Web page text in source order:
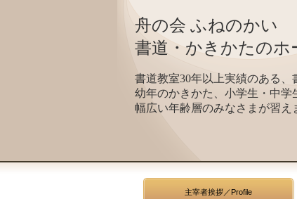
舟の会 ふねのかい
書道・かきかたのホ
書道教室30年以上実績のある、
幼年のかきかた、小学生・中
幅広い年齢層のみなさまが習え
主宰者挨拶 ／Profile